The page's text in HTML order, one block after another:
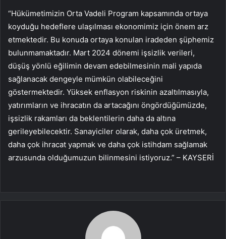
“Hükümetimizin Orta Vadeli Program kapsamında ortaya
koyduğu hedeflere ulaşılması ekonomimiz için önem arz
etmektedir. Bu konuda ortaya konulan iradeden şüphemiz
bulunmamaktadır. Mart 2024 dönemi işsizlik verileri,
düşüş yönlü eğilimin devam edebilmesinin mali yapıda
sağlanacak dengeyle mümkün olabileceğini
göstermektedir. Yüksek enflasyon riskinin azaltılmasıyla,
yatırımların ve ihracatın da artacağını öngördüğümüzde,
işsizlik rakamları da beklentilerin daha da altına
gerileyebilecektir. Sanayiciler olarak, daha çok üretmek,
daha çok ihracat yapmak ve daha çok istihdam sağlamak
arzusunda olduğumuzun bilinmesini istiyoruz.” – KAYSERİ